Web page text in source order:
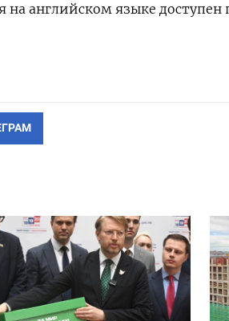
английском языке доступен